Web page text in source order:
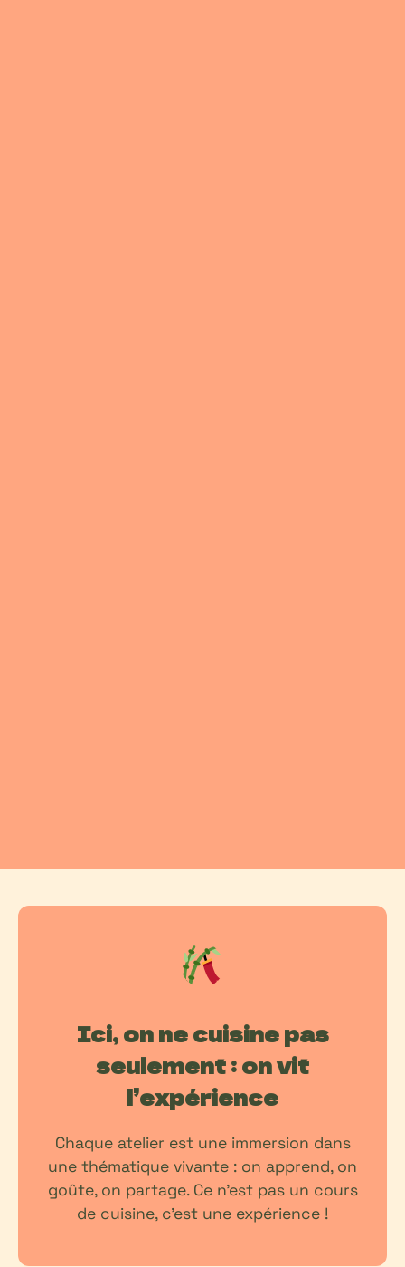
Ici, on ne cuisine pas
seulement : on vit
l’expérience
Chaque atelier est une immersion dans
une thématique vivante : on apprend, on
goûte, on partage. Ce n’est pas un cours
de cuisine, c’est une expérience !